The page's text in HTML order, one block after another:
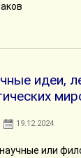
идеи,
19.12.2024
или